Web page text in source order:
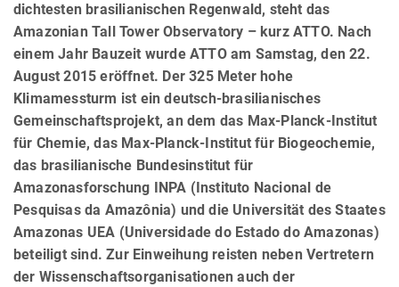
dichtesten brasilianischen Regenwald, steht das
Amazonian Tall Tower Observatory – kurz ATTO. Nach
einem Jahr Bauzeit wurde ATTO am Samstag, den 22.
August 2015 eröffnet. Der 325 Meter hohe
Klimamessturm ist ein deutsch-brasilianisches
Gemeinschaftsprojekt, an dem das Max-Planck-Institut
für Chemie, das Max-Planck-Institut für Biogeochemie,
das brasilianische Bundesinstitut für
Amazonasforschung INPA (Instituto Nacional de
Pesquisas da Amazônia) und die Universität des Staates
Amazonas UEA (Universidade do Estado do Amazonas)
beteiligt sind. Zur Einweihung reisten neben Vertretern
der Wissenschaftsorganisationen auch der